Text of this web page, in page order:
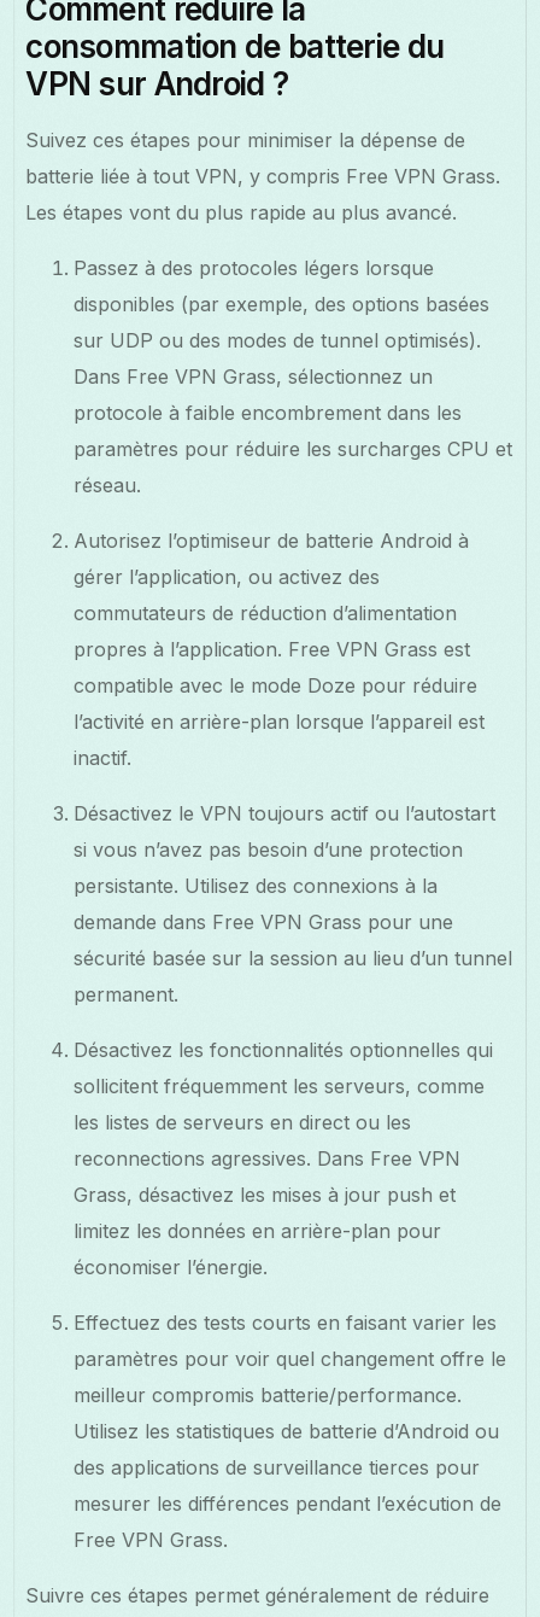
Comment réduire la
consommation de batterie du
VPN sur Android ?
Suivez ces étapes pour minimiser la dépense de
batterie liée à tout VPN, y compris Free VPN Grass.
Les étapes vont du plus rapide au plus avancé.
Passez à des protocoles légers lorsque
disponibles (par exemple, des options basées
sur UDP ou des modes de tunnel optimisés).
Dans Free VPN Grass, sélectionnez un
protocole à faible encombrement dans les
paramètres pour réduire les surcharges CPU et
réseau.
Autorisez l’optimiseur de batterie Android à
gérer l’application, ou activez des
commutateurs de réduction d’alimentation
propres à l’application. Free VPN Grass est
compatible avec le mode Doze pour réduire
l’activité en arrière-plan lorsque l’appareil est
inactif.
Désactivez le VPN toujours actif ou l’autostart
si vous n’avez pas besoin d’une protection
persistante. Utilisez des connexions à la
demande dans Free VPN Grass pour une
sécurité basée sur la session au lieu d’un tunnel
permanent.
Désactivez les fonctionnalités optionnelles qui
sollicitent fréquemment les serveurs, comme
les listes de serveurs en direct ou les
reconnections agressives. Dans Free VPN
Grass, désactivez les mises à jour push et
limitez les données en arrière-plan pour
économiser l’énergie.
Effectuez des tests courts en faisant varier les
paramètres pour voir quel changement offre le
meilleur compromis batterie/performance.
Utilisez les statistiques de batterie d’Android ou
des applications de surveillance tierces pour
mesurer les différences pendant l’exécution de
Free VPN Grass.
Suivre ces étapes permet généralement de réduire